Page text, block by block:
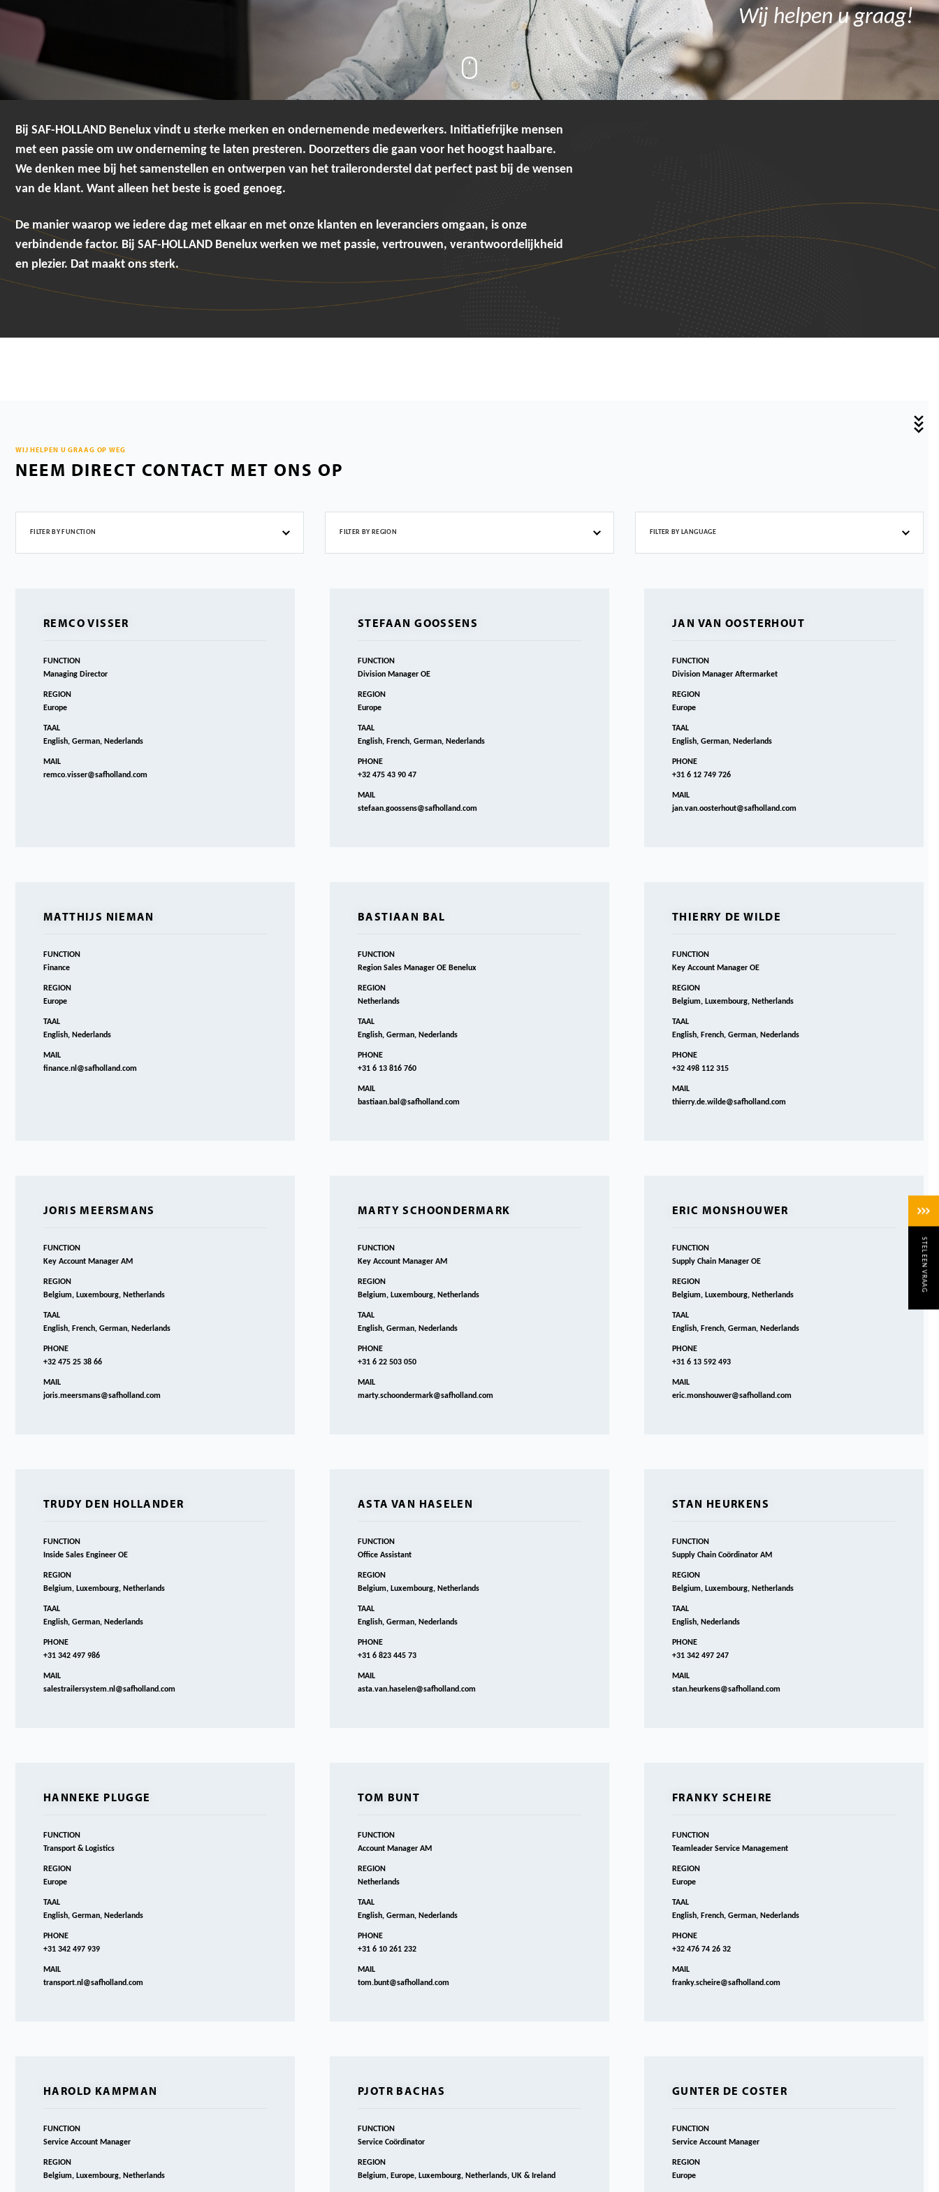
Wij helpen u graag!
Bij SAF-HOLLAND Benelux vindt u sterke merken en ondernemende medewerkers. Initiatiefrijke mensen
met een passie om uw onderneming te laten presteren. Doorzetters die gaan voor het hoogst haalbare.
We denken mee bij het samenstellen en ontwerpen van het traileronderstel dat perfect past bij de wensen
van de klant. Want alleen het beste is goed genoeg.
De manier waarop we iedere dag met elkaar en met onze klanten en leveranciers omgaan, is onze
verbindende factor. Bij SAF-HOLLAND Benelux werken we met passie, vertrouwen, verantwoordelijkheid
en plezier. Dat maakt ons sterk.
WIJ HELPEN U GRAAG OP WEG
NEEM DIRECT CONTACT MET ONS OP
FILTER BY FUNCTION FILTER BY REGION FILTER BY LANGUAGE
REMCO VISSER
FUNCTION
Managing Director
REGION
Europe
TAAL
English, German, Nederlands
MAIL
remco.visser@safholland.com
STEFAAN GOOSSENS
FUNCTION
Division Manager OE
REGION
Europe
TAAL
English, French, German, Nederlands
PHONE
+32 475 43 90 47
MAIL
stefaan.goossens@safholland.com
JAN VAN OOSTERHOUT
FUNCTION
Division Manager Aftermarket
REGION
Europe
TAAL
English, German, Nederlands
PHONE
+31 6 12 749 726
MAIL
jan.van.oosterhout@safholland.com
MATTHIJS NIEMAN
FUNCTION
Finance
REGION
Europe
TAAL
English, Nederlands
MAIL
finance.nl@safholland.com
BASTIAAN BAL
FUNCTION
Region Sales Manager OE Benelux
REGION
Netherlands
TAAL
English, German, Nederlands
PHONE
+31 6 13 816 760
MAIL
bastiaan.bal@safholland.com
THIERRY DE WILDE
FUNCTION
Key Account Manager OE
REGION
Belgium, Luxembourg, Netherlands
TAAL
English, French, German, Nederlands
PHONE
+32 498 112 315
MAIL
thierry.de.wilde@safholland.com
JORIS MEERSMANS
FUNCTION
Key Account Manager AM
REGION
Belgium, Luxembourg, Netherlands
TAAL
English, French, German, Nederlands
PHONE
+32 475 25 38 66
MAIL
joris.meersmans@safholland.com
MARTY SCHOONDERMARK
FUNCTION
Key Account Manager AM
REGION
Belgium, Luxembourg, Netherlands
TAAL
English, German, Nederlands
PHONE
+31 6 22 503 050
MAIL
marty.schoondermark@safholland.com
ERIC MONSHOUWER
FUNCTION
Supply Chain Manager OE
REGION
Belgium, Luxembourg, Netherlands
TAAL
English, French, German, Nederlands
PHONE
+31 6 13 592 493
MAIL
eric.monshouwer@safholland.com
TRUDY DEN HOLLANDER
FUNCTION
Inside Sales Engineer OE
REGION
Belgium, Luxembourg, Netherlands
TAAL
English, German, Nederlands
PHONE
+31 342 497 986
MAIL
salestrailersystem.nl@safholland.com
ASTA VAN HASELEN
FUNCTION
Office Assistant
REGION
Belgium, Luxembourg, Netherlands
TAAL
English, German, Nederlands
PHONE
+31 6 823 445 73
MAIL
asta.van.haselen@safholland.com
STAN HEURKENS
FUNCTION
Supply Chain Coördinator AM
REGION
Belgium, Luxembourg, Netherlands
TAAL
English, Nederlands
PHONE
+31 342 497 247
MAIL
stan.heurkens@safholland.com
HANNEKE PLUGGE
FUNCTION
Transport & Logistics
REGION
Europe
TAAL
English, German, Nederlands
PHONE
+31 342 497 939
MAIL
transport.nl@safholland.com
TOM BUNT
FUNCTION
Account Manager AM
REGION
Netherlands
TAAL
English, German, Nederlands
PHONE
+31 6 10 261 232
MAIL
tom.bunt@safholland.com
FRANKY SCHEIRE
FUNCTION
Teamleader Service Management
REGION
Europe
TAAL
English, French, German, Nederlands
PHONE
+32 476 74 26 32
MAIL
franky.scheire@safholland.com
HAROLD KAMPMAN
FUNCTION
Service Account Manager
REGION
Belgium, Luxembourg, Netherlands
PJOTR BACHAS
FUNCTION
Service Coördinator
REGION
Belgium, Europe, Luxembourg, Netherlands, UK & Ireland
GUNTER DE COSTER
FUNCTION
Service Account Manager
REGION
Europe
STEL EEN VRAAG